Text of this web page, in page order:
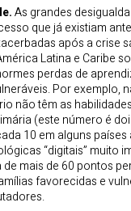
As grandes
que já existiam
após a crise
Latina e Caribe
perdas de
Por exemplo,
não têm as
(este número é
10 em alguns
“digitais” muito
mais de 60 pontos
favorecidas e